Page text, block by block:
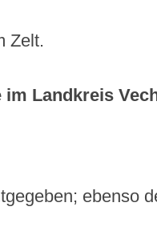
Zelt.
Landkreis
ebenso